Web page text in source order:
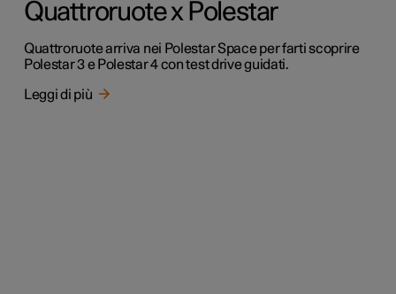
Quattroruote x Polestar
Quattroruote arriva nei Polestar Space per farti scoprire
Polestar 3 e Polestar 4 con test drive guidati.
Leggi di più